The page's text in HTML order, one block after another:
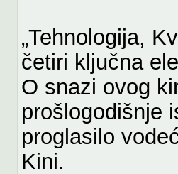
„Tehnologija,
četiri ključna
O snazi ovog
prošlogodišnje
proglasilo
Kini.